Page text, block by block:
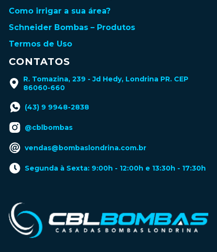
Como irrigar a sua área?
Schneider Bombas – Produtos
Termos de Uso
CONTATOS
R. Tomazina, 239 - Jd Hedy, Londrina PR. CEP
86060-660
(43) 9 9948-2838
@cblbombas
vendas@bombaslondrina.com.br
Segunda à Sexta: 9:00h - 12:00h e 13:30h - 17:30h